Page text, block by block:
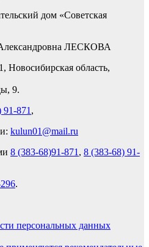
дом «Советская
Александровна ЛЕСКОВА
область,
9.
91-871 ,
kulun01@mail.ru
8 (383-68)91-871 , 8 (383-68) 91-
.
персональных данных